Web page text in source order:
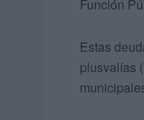
Función
Estas
plusvalías